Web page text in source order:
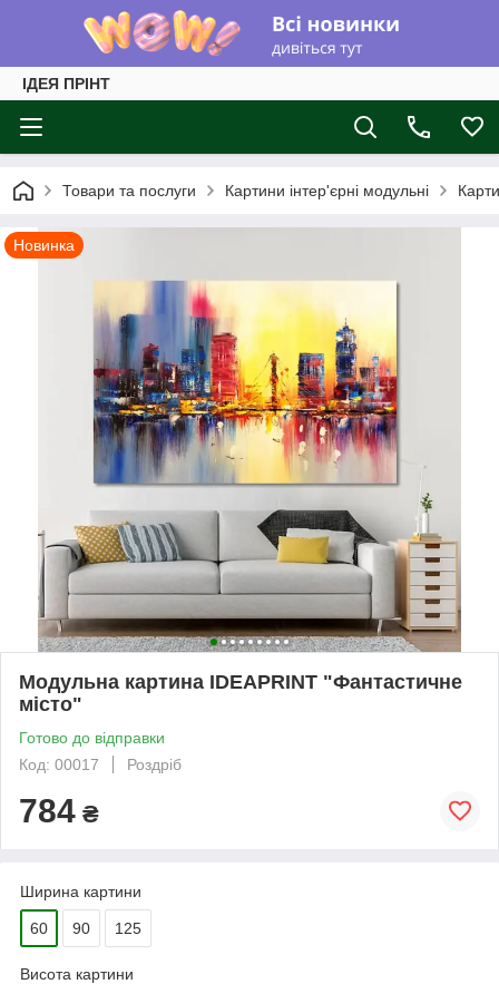
ІДЕЯ ПРІНТ
Товари та послуги Картини інтер'єрні модульні
Новинка
Модульна картина IDEAPRINT "Фантастичне
місто"
Готово до відправки
Код: 00017
Роздріб
784 ₴
Ширина картини
60 90 125
Висота картини